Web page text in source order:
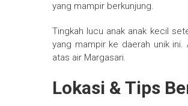
yang mampir berkunjung.
Tingkah lucu anak anak kecil
yang mampir ke daerah unik ini.
atas air Margasari.
Lokasi & Tips